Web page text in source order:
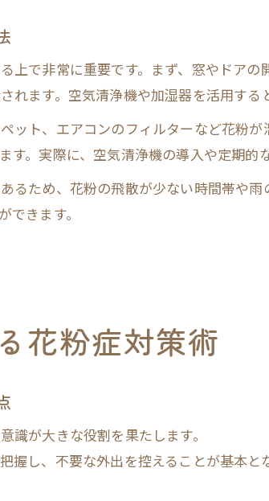
上で非常に重要です。まず、窓やドア
れます。空気清浄機や加湿器を活用する
ット、エアコンのフィルターなど花粉
。実際に、空気清浄機の導入や定期的
るため、花粉の飛散が少ない時間帯や
きます。
花粉症対策術
識が大きな役割を果たします。
握し、不要な外出を控えることが基本